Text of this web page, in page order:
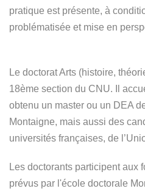
pratique est présente, à
problématisée et mise en
Le doctorat Arts (histoire,
18ème section du CNU. Il
obtenu un master ou un DEA
Montaigne, mais aussi des
universités françaises, de
Les doctorants participent aux
prévus par l'école doctorale